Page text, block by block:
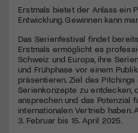
Erstmals bietet der Anlass ein
Entwicklung. Gewinnen kann
Das Serienfestival findet
Erstmals ermöglicht es
Schweiz und Europa, ihre
und Frühphase vor einem
präsentieren. Ziel des
Serienkonzepte zu entdecken,
ansprechen und das Potenzial
internationalen Vertrieb haben.
3. Februar bis 15. April 2025.
Jetzt Mitglied werden